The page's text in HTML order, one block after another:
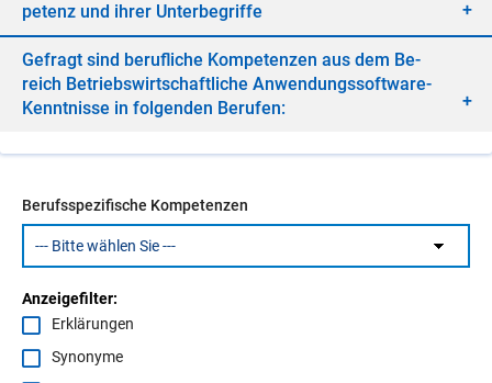
pe­tenz und ih­rer Un­ter­be­grif­fe
Ge­fragt sind be­ruf­li­che Kom­pe­ten­zen aus dem Be­
reich Be­triebs­wirt­schaft­li­che An­wen­dungs­soft­ware-
Kennt­nis­se in fol­gen­den Be­ru­fen:
Berufsspezifische Kompetenzen
Anzeigefilter:
Erklärungen
Synonyme